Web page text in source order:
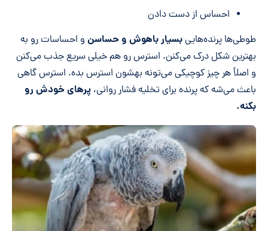
احساس از دست دادن
طوطی‌ها پرنده‌هاییبسیار باهوش و حساسن و احساسات رو به
بهترین شکل درک می‌کنن. استرس رو هم خیلی سریع جذب می‌کنن
و اصلاً هر چیز کوچیکی می‌تونه بهشون استرس بده. استرس گاهی
باعث می‌شه که پرنده برای تخلیه فشار روانی، پرهای خودش رو
بکنه.